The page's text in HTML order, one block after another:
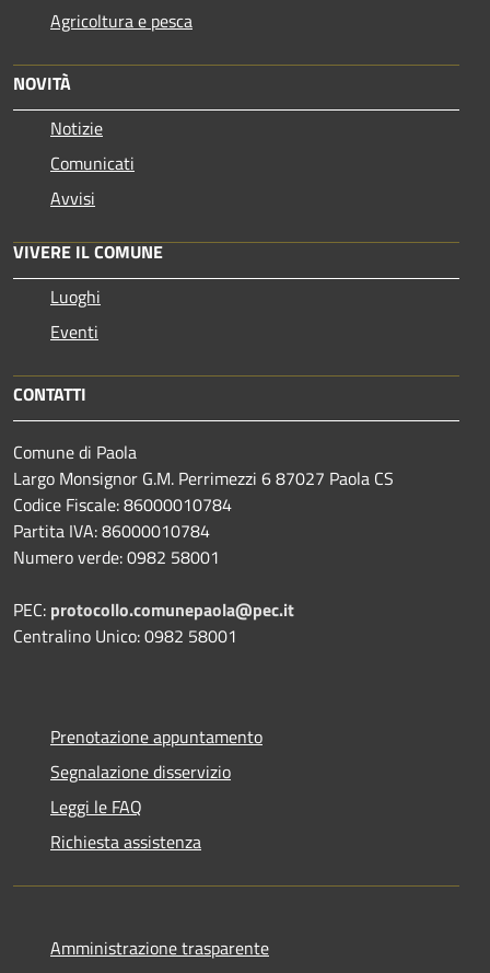
Agricoltura e pesca
NOVITÀ
Notizie
Comunicati
Avvisi
VIVERE IL COMUNE
Luoghi
Eventi
CONTATTI
Comune di Paola
Largo Monsignor G.M. Perrimezzi 6 87027 Paola CS
Codice Fiscale: 86000010784
Partita IVA: 86000010784
Numero verde: 0982 58001
PEC: protocollo.comunepaola@pec.it
Centralino Unico: 0982 58001
Prenotazione appuntamento
Segnalazione disservizio
Leggi le FAQ
Richiesta assistenza
Amministrazione trasparente